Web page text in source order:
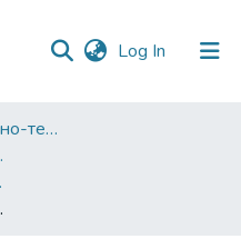
Log In (current)
Факультет інженерно-технологічний
сировини